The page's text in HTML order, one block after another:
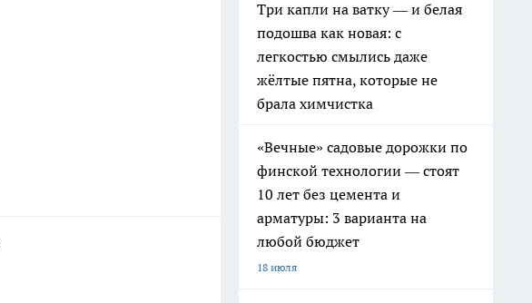
Три капли на ватку — и белая
подошва как новая: с
легкостью смылись даже
жёлтые пятна, которые не
брала химчистка
«Вечные» садовые дорожки по
финской технологии — стоят
10 лет без цемента и
арматуры: 3 варианта на
любой бюджет
18 июля